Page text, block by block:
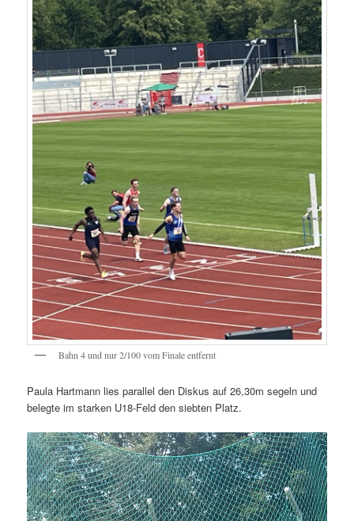
Bahn 4 und nur 2/100 vom Finale entfernt
Paula Hartmann lies parallel den Diskus auf 26,30m segeln und
belegte im starken U18-Feld den siebten Platz.